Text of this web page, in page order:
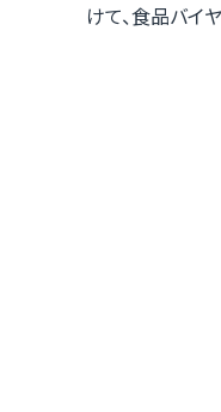
けて、食品バイ